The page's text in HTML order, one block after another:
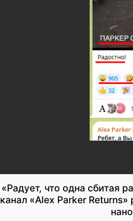
«Радует, что одна сбитая
канал «Alex Parker